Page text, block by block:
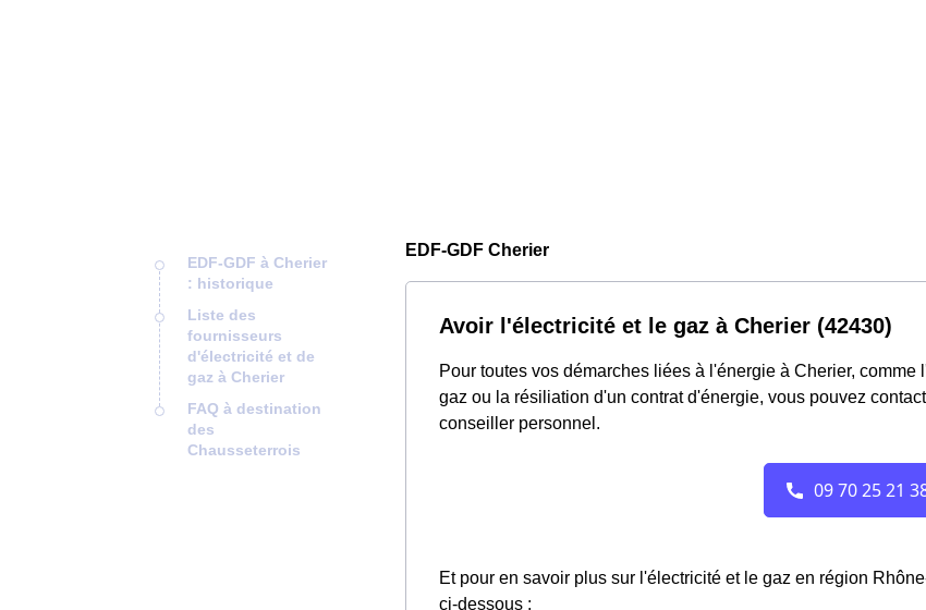
EDF-GDF à Cherier
: historique
Liste des
fournisseurs
d'électricité et de
gaz à Cherier
FAQ à destination
des
Chausseterrois
EDF-GDF Cherier
Avoir l'électricité et le gaz à Cherier (42430)
Pour toutes vos démarches liées à l'énergie à Cherier,
gaz ou la résiliation d'un contrat d'énergie, vous pouvez
conseiller personnel.
Et pour en savoir plus sur l'électricité et le gaz en région
ci-dessous :